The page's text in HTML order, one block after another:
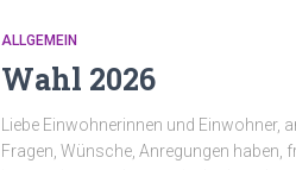
ALLGEMEIN
Wahl 2026
Liebe Einwohnerinnen und
Fragen, Wünsche, Anregungen haben,